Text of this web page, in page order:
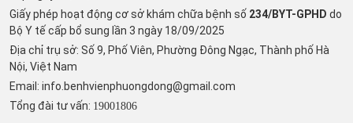
Giấy phép hoạt động cơ sở khám chữa bệnh số 234/BYT-GPHD do
Bộ Y tế cấp bổ sung lần 3 ngày 18/09/2025
Địa chỉ trụ sở: Số 9, Phố Viên, Phường Đông Ngạc, Thành phố Hà
Nội, Việt Nam
Email: info.benhvienphuongdong@gmail.com
Tổng đài tư vấn: 19001806